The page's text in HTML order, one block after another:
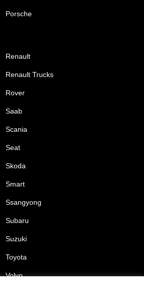
Porsche
Renault
Renault Trucks
Rover
Saab
Scania
Seat
Skoda
Smart
Ssangyong
Subaru
Suzuki
Toyota
Volvo